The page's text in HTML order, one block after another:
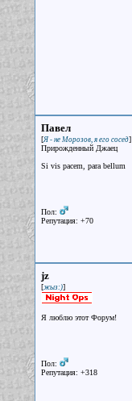
Павел
[Я - не Морозов, я его сосед]
Прирожденный Джаец
Si vis pacem, para bellum
Пол:
Репутация: +70
jz
[жыз:)]
Я люблю этот Форум!
Пол:
Репутация: +318